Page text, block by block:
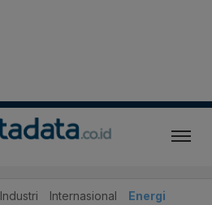
Industri Internasional Energi